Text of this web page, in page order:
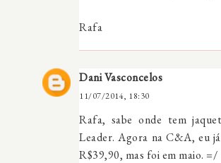
Rafa
Dani Vasconcelos
11/07/2014, 18:30
Rafa, sabe onde tem
Leader. Agora na C&A, eu
R$39,90, mas foi em maio. =/